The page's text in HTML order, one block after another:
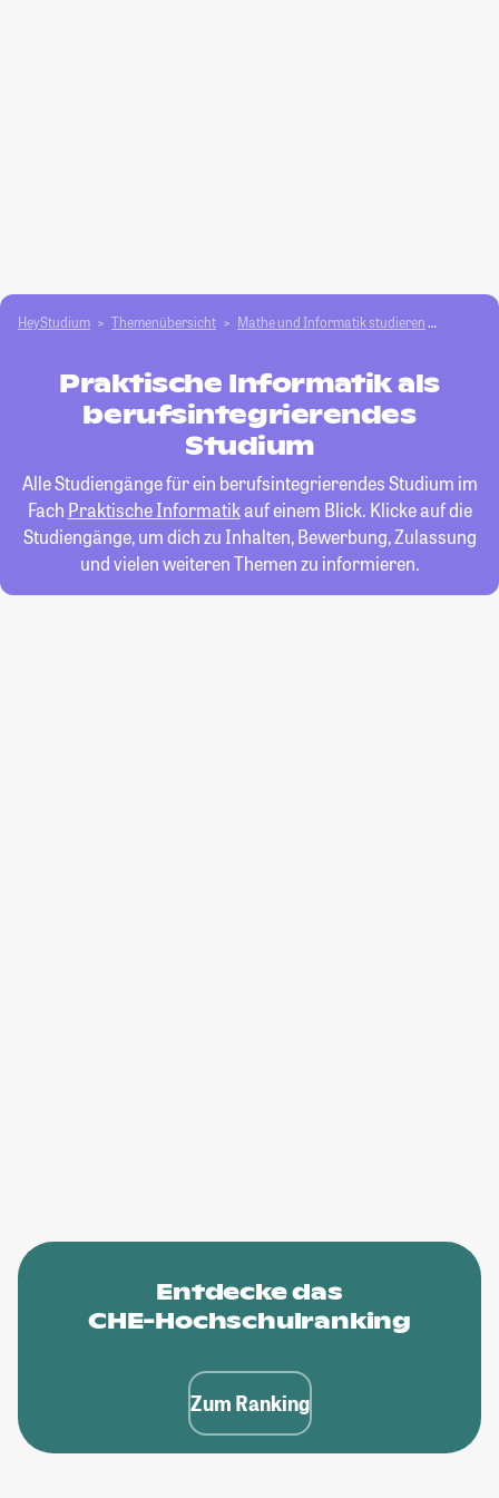
HeyStudium Themenübersicht Mathe und Informatik studieren
Praktische Informatik als
berufsintegrierendes
Studium
Alle Studiengänge für ein berufsintegrierendes Studium im
Fach Praktische Informatikauf einem Blick. Klicke auf die
Studiengänge, um dich zu Inhalten, Bewerbung, Zulassung
und vielen weiteren Themen zu informieren.
Entdecke das
CHE-Hochschulranking
Zum Ranking